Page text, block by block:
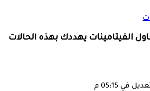
الفيتامينات يهددك بهذه الحالات
في 05:15 م